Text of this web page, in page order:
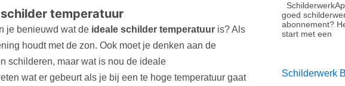
temperatuur
je benieuwd wat de ideale schilder temperatuur is? Als
houdt met de zon. Ook moet je denken aan de
schilderen, maar wat is nou de ideale
wat er gebeurt als je bij een te hoge temperatuur gaat
goed
abonnement?​
start met een
Schilderwerk